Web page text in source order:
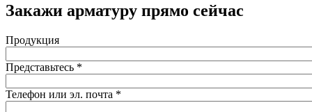
Закажи арматуру прямо сейчас
Продукция
Представьтесь *
Телефон или эл. почта *